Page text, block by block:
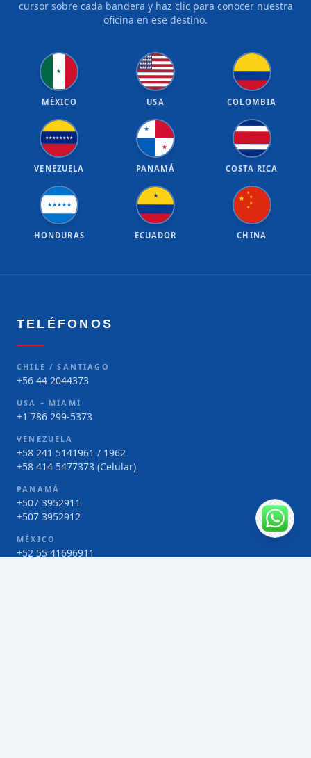
cursor sobre cada bandera y haz clic para conocer nuestra
oficina en ese destino.
★
MÉXICO
★★★★★
★★★★★
★★★★★
★★★★★
USA COLOMBIA
★★★★★★★★
VENEZUELA
★
★
PANAMÁ COSTA RICA
★★★★★
HONDURAS
★
ECUADOR
★
★
★
★
★
CHINA
TELÉFONOS
CHILE / SANTIAGO
+56 44 2044373
USA – MIAMI
+1 786 299-5373
VENEZUELA
+58 241 5141961 / 1962
+58 414 5477373 (Celular)
PANAMÁ
+507 3952911
+507 3952912
MÉXICO
+52 55 41696911